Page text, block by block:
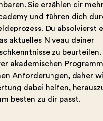
Sie erzählen dir
und führen dich
Du absolvierst
aktuelles Niveau deiner
zu beurteilen.
akademischen
Anforderungen, daher
dabei helfen,
besten zu dir passt.